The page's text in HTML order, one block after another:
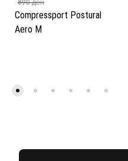
Compressport Postural
Aero M
890ден